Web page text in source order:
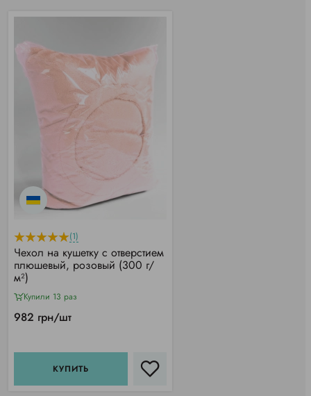
(1)
Чехол на кушетку с отверстием
плюшевый, розовый (300 г/
м²)
Купили 13 раз
982 грн/шт
КУПИТЬ